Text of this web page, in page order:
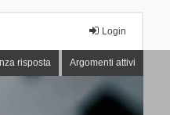
Login
risposta Argomenti attivi